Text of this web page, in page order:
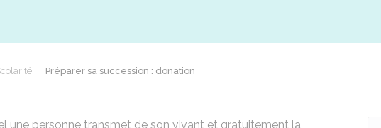
Préparer sa succession : donation
une personne transmet de son vivant et gratuitement la